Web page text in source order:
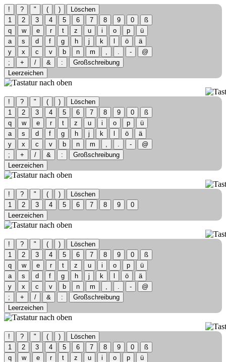
! ? " ( )
Löschen
1
2 3 4 5 6 7 8 9 0
ß
q
w e r t z u i o p
ü
a
s d f g h j k ö
ä
y
x c v b n m , . -
@
;
+ / & :
Großschreibung
Leerzeichen
! ? " ( )
Löschen
1
2 3 4 5 6 7 8 9 0
ß
q
w e r t z u i o p
ü
a
s d f g h j k ö
ä
y
x c v b n m , . -
@
;
+ / & :
Großschreibung
Leerzeichen
! ? " ( )
Löschen
1
2 3 4 5 6 7 8 9
0
Leerzeichen
! ? " ( )
Löschen
1
2 3 4 5 6 7 8 9 0
ß
q
w e r t z u i o p
ü
a
s d f g h j k ö
ä
y
x c v b n m , . -
@
;
+ / & :
Großschreibung
Leerzeichen
! ? " ( )
Löschen
1
2 3 4 5 6 7 8 9 0
ß
q
w e r t z u i o p
ü